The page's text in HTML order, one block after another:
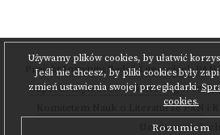
Używamy plików cookies, by ułatwić
Jeśli nie chcesz, by pliki cookies były
zmień ustawienia swojej przeglądarki.
cookies.
Rozumiem
ProjektInstytutu Badań Literackich PAN
Superkomputerowo-Sieciowego,
Komitetem Nauk o Literaturze PAN
Uniwersyteckich.